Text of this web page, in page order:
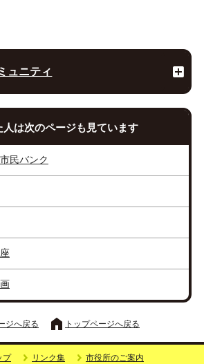
ュニティ
人は次のページも見ています
民バンク
ジへ戻る トップページへ戻る
プ リンク集 市役所のご案内